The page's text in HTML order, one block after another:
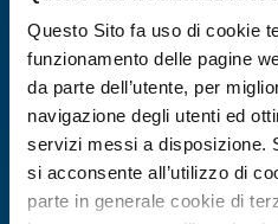
Questo Sito fa uso di cookie
funzionamento delle pagine
da parte dell’utente, per
navigazione degli utenti ed
servizi messi a disposizione.
si acconsente all’utilizzo di
parte in generale cookie di
Expires on30